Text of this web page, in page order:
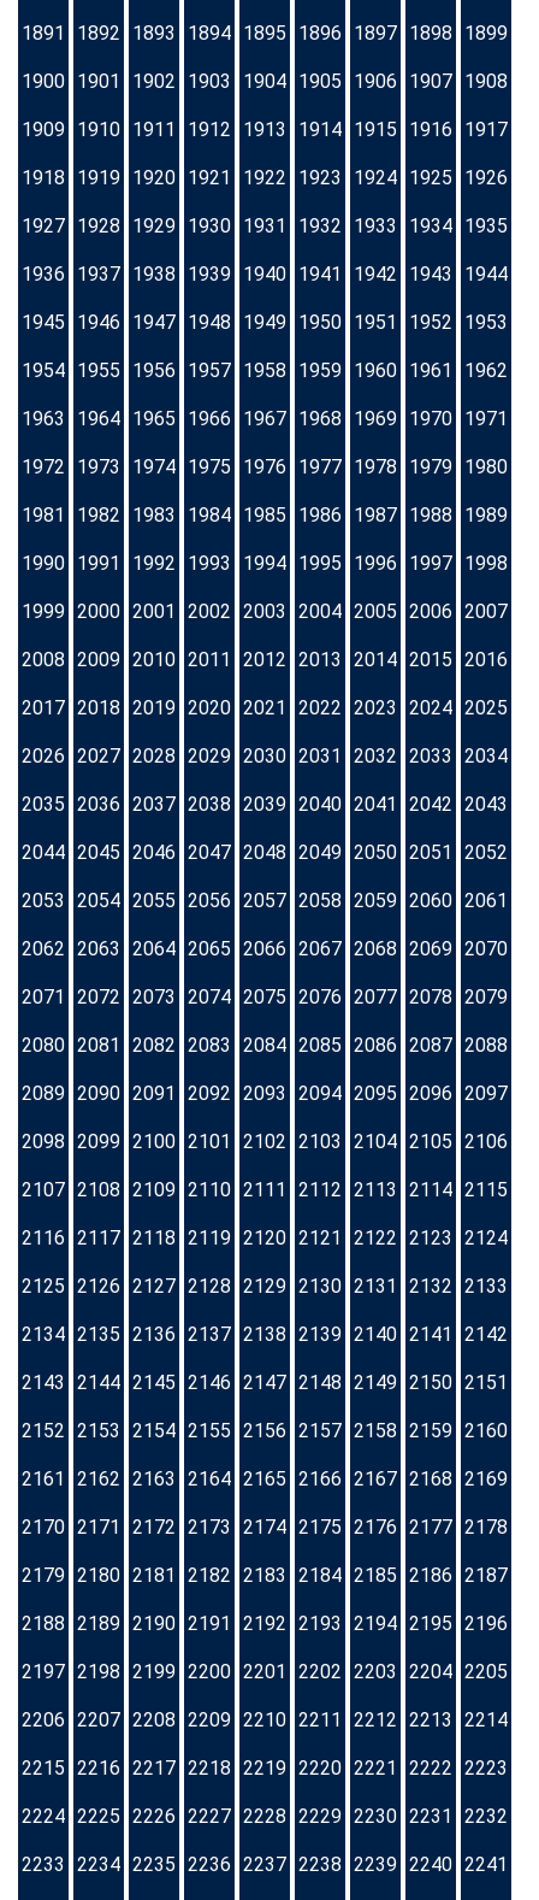
1891 1892 1893 1894 1895 1896 1897 1898 1899
1900 1901 1902 1903 1904 1905 1906 1907 1908
1909 1910 1911 1912 1913 1914 1915 1916 1917
1918 1919 1920 1921 1922 1923 1924 1925 1926
1927 1928 1929 1930 1931 1932 1933 1934 1935
1936 1937 1938 1939 1940 1941 1942 1943 1944
1945 1946 1947 1948 1949 1950 1951 1952 1953
1954 1955 1956 1957 1958 1959 1960 1961 1962
1963 1964 1965 1966 1967 1968 1969 1970 1971
1972 1973 1974 1975 1976 1977 1978 1979 1980
1981 1982 1983 1984 1985 1986 1987 1988 1989
1990 1991 1992 1993 1994 1995 1996 1997 1998
1999 2000 2001 2002 2003 2004 2005 2006 2007
2008 2009 2010 2011 2012 2013 2014 2015 2016
2017 2018 2019 2020 2021 2022 2023 2024 2025
2026 2027 2028 2029 2030 2031 2032 2033 2034
2035 2036 2037 2038 2039 2040 2041 2042 2043
2044 2045 2046 2047 2048 2049 2050 2051 2052
2053 2054 2055 2056 2057 2058 2059 2060 2061
2062 2063 2064 2065 2066 2067 2068 2069 2070
2071 2072 2073 2074 2075 2076 2077 2078 2079
2080 2081 2082 2083 2084 2085 2086 2087 2088
2089 2090 2091 2092 2093 2094 2095 2096 2097
2098 2099 2100 2101 2102 2103 2104 2105 2106
2107 2108 2109 2110 2111 2112 2113 2114 2115
2116 2117 2118 2119 2120 2121 2122 2123 2124
2125 2126 2127 2128 2129 2130 2131 2132 2133
2134 2135 2136 2137 2138 2139 2140 2141 2142
2143 2144 2145 2146 2147 2148 2149 2150 2151
2152 2153 2154 2155 2156 2157 2158 2159 2160
2161 2162 2163 2164 2165 2166 2167 2168 2169
2170 2171 2172 2173 2174 2175 2176 2177 2178
2179 2180 2181 2182 2183 2184 2185 2186 2187
2188 2189 2190 2191 2192 2193 2194 2195 2196
2197 2198 2199 2200 2201 2202 2203 2204 2205
2206 2207 2208 2209 2210 2211 2212 2213 2214
2215 2216 2217 2218 2219 2220 2221 2222 2223
2224 2225 2226 2227 2228 2229 2230 2231 2232
2233 2234 2235 2236 2237 2238 2239 2240 2241